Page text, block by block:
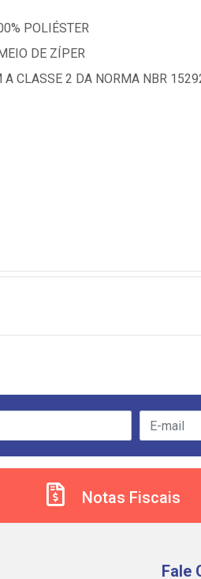
POLIÉSTER
DE ZÍPER
A CLASSE 2 DA NORMA NBR
Notas Fiscais
Fale